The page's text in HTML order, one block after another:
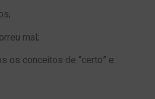
mal;
os conceitos de “certo” e